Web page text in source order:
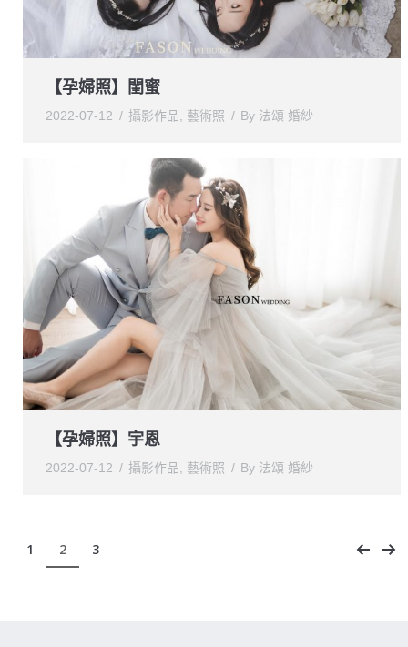
【孕婦照】閨蜜
2022-07-12 攝影作品 藝術照 By 法頌 婚紗
【孕婦照】宇恩
2022-07-12 攝影作品 藝術照 By 法頌 婚紗
1 2 3